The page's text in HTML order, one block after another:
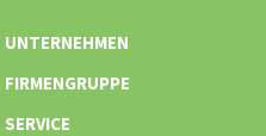
UNTERNEHMEN
FIRMENGRUPPE
SERVICE